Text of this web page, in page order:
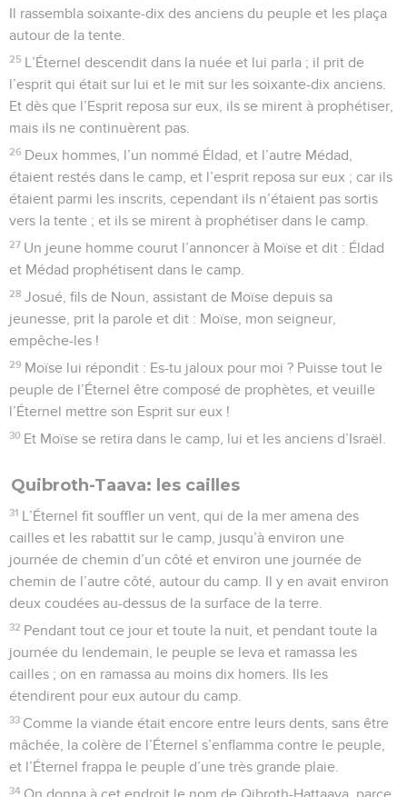
Il rassembla soixante-dix des anciens du peuple et les plaça
autour de la tente.
25 L’Éternel descendit dans la nuée et lui parla ; il prit de
l’esprit qui était sur lui et le mit sur les soixante-dix anciens.
Et dès que l’Esprit reposa sur eux, ils se mirent à prophétiser,
mais ils ne continuèrent pas.
26 Deux hommes, l’un nommé Éldad, et l’autre Médad,
étaient restés dans le camp, et l’esprit reposa sur eux ; car ils
étaient parmi les inscrits, cependant ils n’étaient pas sortis
vers la tente ; et ils se mirent à prophétiser dans le camp.
27 Un jeune homme courut l’annoncer à Moïse et dit : Éldad
et Médad prophétisent dans le camp.
28 Josué, fils de Noun, assistant de Moïse depuis sa
jeunesse, prit la parole et dit : Moïse, mon seigneur,
empêche-les !
29 Moïse lui répondit : Es-tu jaloux pour moi ? Puisse tout le
peuple de l’Éternel être composé de prophètes, et veuille
l’Éternel mettre son Esprit sur eux !
30 Et Moïse se retira dans le camp, lui et les anciens d’Israël.
Quibroth-Taava: les cailles
31 L’Éternel fit souffler un vent, qui de la mer amena des
cailles et les rabattit sur le camp, jusqu’à environ une
journée de chemin d’un côté et environ une journée de
chemin de l’autre côté, autour du camp. Il y en avait environ
deux coudées au-dessus de la surface de la terre.
32 Pendant tout ce jour et toute la nuit, et pendant toute la
journée du lendemain, le peuple se leva et ramassa les
cailles ; on en ramassa au moins dix homers. Ils les
étendirent pour eux autour du camp.
33 Comme la viande était encore entre leurs dents, sans être
mâchée, la colère de l’Éternel s’enflamma contre le peuple,
et l’Éternel frappa le peuple d’une très grande plaie.
34 On donna à cet endroit le nom de Qibroth-Hattaava, parce